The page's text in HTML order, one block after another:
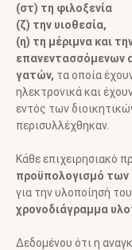
(στ) τη φιλοξενία
(ζ) την υιοθεσία,
(η) τη μέριμνα και
επανεντασσόμενων
γατών, τα οποία
ηλεκτρονικά και
εντός των
περισυλλέχθηκαν.
Κάθε επιχειρησιακό
προϋπολογισμό των
για την υλοποίησή
χρονοδιάγραμμα
Δεδομένου ότι η